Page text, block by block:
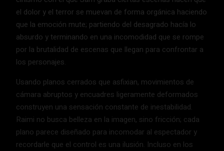
el dolor y el terror se muevan de forma orgánica haciendo
que la emoción mute; partiendo del desagrado hacía lo
absurdo y terminando en una incomodidad que se rompe
por la brutalidad de escenas que llegan para confrontar a
los personajes.
Usando planos cerrados que asfixian, movimientos de
cámara abruptos y encuadres ligeramente deformados
construyen una sensación constante de inestabilidad.
Raimi no busca belleza en la imagen, sino fricción; cada
plano parece diseñado para incomodar al espectador y
recordarle que el control es una ilusión. Incluso en los